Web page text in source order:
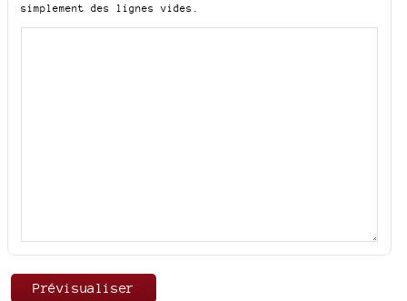
simplement des lignes vides.